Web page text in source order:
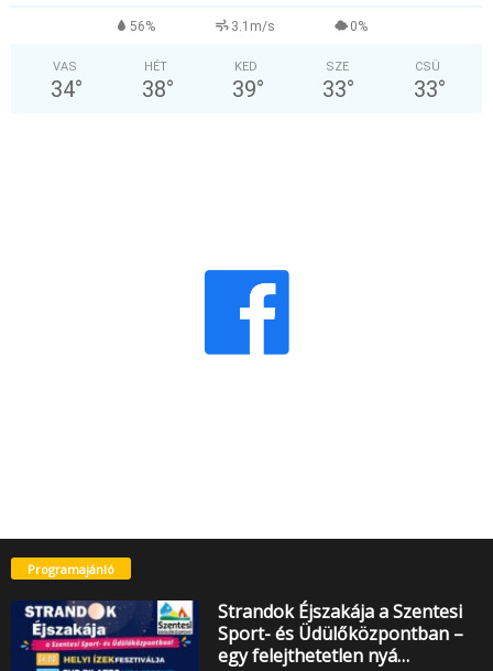
56% 3.1m/s 0%
VAS
34°
HÉT
38°
KED
39°
SZE
33°
CSÜ
33°
Programajánló
Strandok Éjszakája a Szentesi
Sport- és Üdülőközpontban –
egy felejthetetlen nyá…